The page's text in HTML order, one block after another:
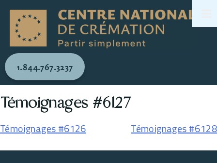
1.844.767.3237
Témoignages #6127
Témoignages #6126 Témoignages #6128